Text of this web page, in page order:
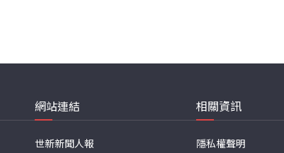
網站連結
世新新聞人報
相關資訊
隱私權聲明